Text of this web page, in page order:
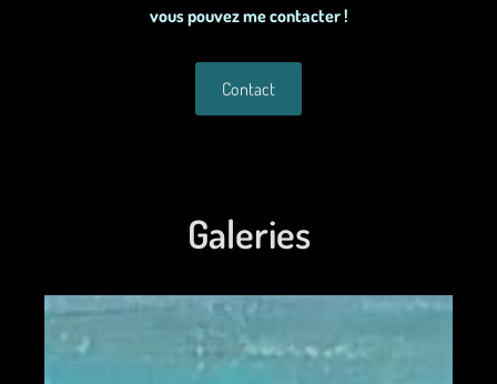
vous pouvez me contacter !
Contact
Galeries